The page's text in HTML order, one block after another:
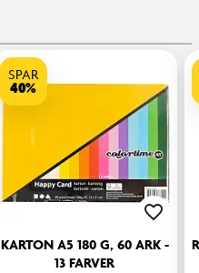
SPAR
40%
KARTON A5 180 G, 60 ARK -
13 FARVER